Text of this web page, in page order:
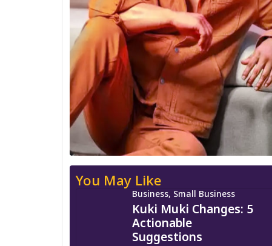
You May Like
Business, Small Business
Kuki Muki Changes: 5
Actionable
Suggestions